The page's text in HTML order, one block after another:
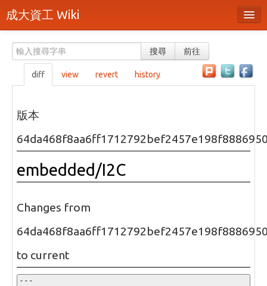
成大資工 Wiki
分類
隨機頁面
最近活動
上傳檔案
頁面原始檔
可列印版本
刪除本頁
登入 / 註冊帳號
搜尋 前往
diff view revert history
版本
embedded/I2C
Changes from
to current
---